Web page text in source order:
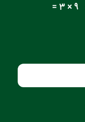
9 × 3 =